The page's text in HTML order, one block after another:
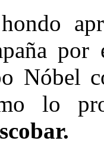
Nóbel
lo